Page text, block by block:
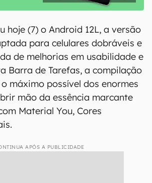
hoje (7) o Android 12L, a versão
para celulares dobráveis e
de melhorias em usabilidade e
Barra de Tarefas, a compilação
máximo possível dos enormes
mão da essência marcante
Material You, Cores
APÓS A PUBLICIDADE